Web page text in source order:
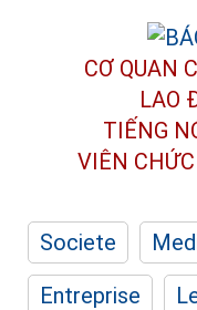
CƠ QUAN
LAO
TIẾNG
VIÊN
Societe
Entreprise